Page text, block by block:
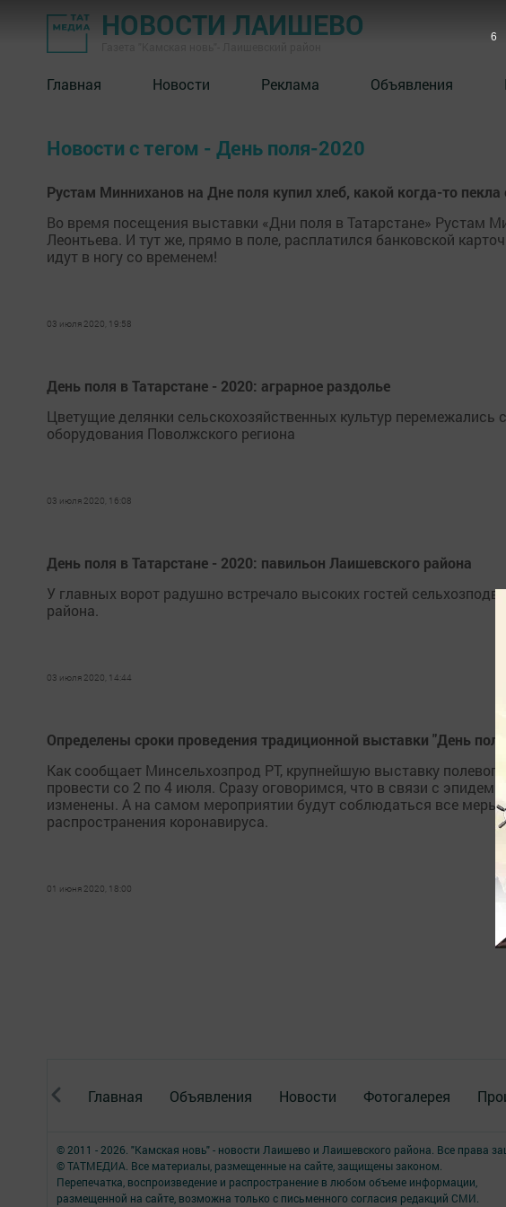
НОВОСТИ ЛАИШЕВО
Главная Новости Реклама Объявления
Новости с тегом - День поля-2020
Рустам Минниханов на Дне поля купил хлеб, какой когда-то
Во время посещения выставки «Дни поля в Татарстане» Рустам
Леонтьева. И тут же, прямо в поле, расплатился банковской
идут в ногу со временем!
03 июля 2020, 19:58
День поля в Татарстане - 2020: аграрное раздолье
Цветущие делянки сельскохозяйственных культур перемежались
оборудования Поволжского региона
03 июля 2020, 16:08
День поля в Татарстане - 2020: павильон Лаишевского района
У главных ворот радушно встречало высоких гостей
района.
03 июля 2020, 14:44
Определены сроки проведения традиционной выставки "День
Как сообщает Минсельхозпрод РТ, крупнейшую выставку
провести со 2 по 4 июля. Сразу оговоримся, что в связи с
изменены. А на самом мероприятии будут соблюдаться все
распространения коронавируса.
01 июня 2020, 18:00
Главная Объявления Новости Фотогалерея
© 2011 - 2026. "Камская новь" - новости Лаишево и Лаишевского района. Все права
© ТАТМЕДИА. Все материалы, размещенные на сайте, защищены законом.
Перепечатка, воспроизведение и распространение в любом объеме информации,
размещенной на сайте, возможна только с письменного согласия редакций СМИ.
6